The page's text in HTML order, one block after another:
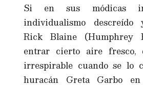
Si en sus módicas
individualismo
Rick Blaine (Humphrey
entrar cierto aire fresco,
irrespirable cuando se lo
huracán Greta Garbo